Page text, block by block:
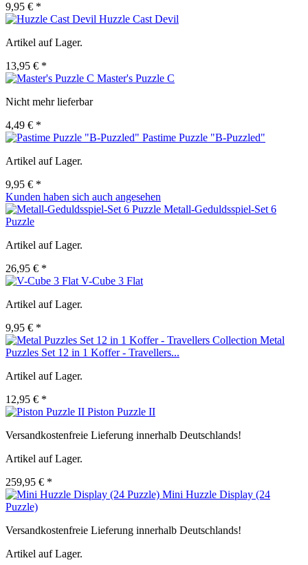
9,95 € *
Huzzle Cast Devil
Artikel auf Lager.
13,95 € *
Master's Puzzle C
Nicht mehr lieferbar
4,49 € *
Pastime Puzzle "B-Puzzled"
Artikel auf Lager.
9,95 € *
Kunden haben sich auch angesehen
Metall-Geduldsspiel-Set 6
Puzzle
Artikel auf Lager.
26,95 € *
V-Cube 3 Flat
Artikel auf Lager.
9,95 € *
Metal
Puzzles Set 12 in 1 Koffer - Travellers...
Artikel auf Lager.
12,95 € *
Piston Puzzle II
Versandkostenfreie Lieferung innerhalb Deutschlands!
Artikel auf Lager.
259,95 € *
Mini Huzzle Display (24
Puzzle)
Versandkostenfreie Lieferung innerhalb Deutschlands!
Artikel auf Lager.